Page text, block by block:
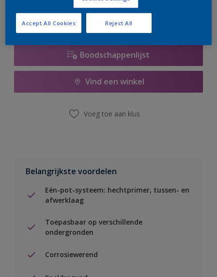
Boodschappenlijst
Vind een winkel
Voeg toe aan klus
Belangrijkste voordelen
Eén-pot-systeem: hechtprimer, tussen- en
afwerklaag
Toepasbaar op verschillende
ondergronden
Corrosiewerend
Reject All
Accept All Cookies